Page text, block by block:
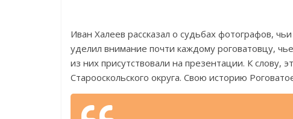
Иван Халеев рассказал о судьбах фотографов,
уделил внимание почти каждому роговатовцу,
из них присутствовали на презентации. К слову,
Старооскольского округа. Свою историю